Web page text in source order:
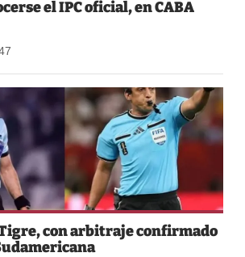
el IPC oficial, en CABA
con arbitraje confirmado